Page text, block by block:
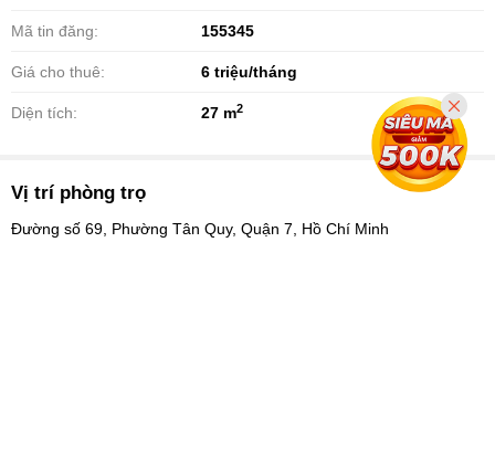
Mã tin đăng: 155345
Giá cho thuê: 6 triệu/tháng
Diện tích: 27 m2
Vị trí phòng trọ
Đường số 69, Phường Tân Quy, Quận 7, Hồ Chí Minh